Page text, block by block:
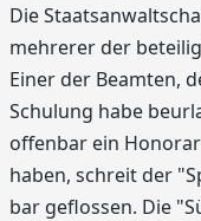
Die
mehrerer der
Einer der Beamten,
Schulung habe
offenbar ein
haben, schreit der
bar geflossen. Die